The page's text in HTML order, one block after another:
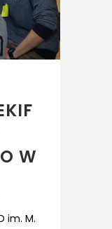
W
im. M.